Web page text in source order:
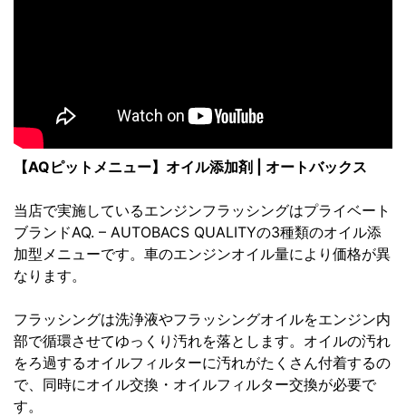
【AQピットメニュー】オイル添加剤 | オートバックス
当店で実施しているエンジンフラッシングはプライベート
ブランドAQ. – AUTOBACS QUALITYの3種類のオイル添
加型メニューです。車のエンジンオイル量により価格が異
なります。
フラッシングは洗浄液やフラッシングオイルをエンジン内
部で循環させてゆっくり汚れを落とします。オイルの汚れ
をろ過するオイルフィルターに汚れがたくさん付着するの
で、同時にオイル交換・オイルフィルター交換が必要で
す。